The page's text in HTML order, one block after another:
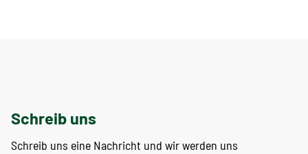
Schreib uns
Schreib uns eine Nachricht und wir werden uns